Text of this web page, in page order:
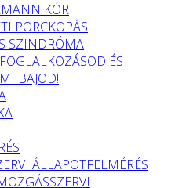
KÓR
PORCKOPÁS
SZINDRÓMA
ÉS
BAJOD!
ÁLLAPOTFELMÉRÉS